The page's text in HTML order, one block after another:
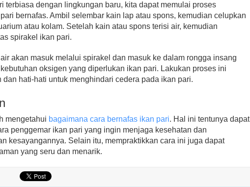
terbiasa dengan lingkungan baru, kita dapat memulai proses
bernafas. Ambil selembar kain lap atau spons, kemudian celupkan
atau kolam. Setelah kain atau spons terisi air, kemudian
spirakel ikan pari.
akan masuk melalui spirakel dan masuk ke dalam rongga insang
oksigen yang diperlukan ikan pari. Lakukan proses ini
dan hati-hati untuk menghindari cedera pada ikan pari.
mengetahui bagaimana cara bernafas ikan pari. Hal ini tentunya dapat
penggemar ikan pari yang ingin menjaga kesehatan dan
kesayangannya. Selain itu, mempraktikkan cara ini juga dapat
yang seru dan menarik.